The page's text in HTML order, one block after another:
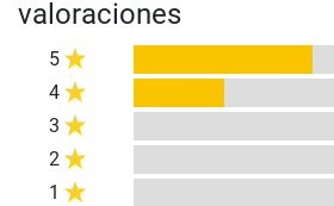
valoraciones
5
4
3
2
1